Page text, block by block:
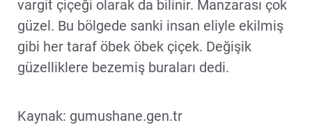
vargit çiçeği olarak da bilinir. Manzarası çok
güzel. Bu bölgede sanki insan eliyle ekilmiş
gibi her taraf öbek öbek çiçek. Değişik
güzelliklere bezemiş buraları dedi.
Kaynak: gumushane.gen.tr